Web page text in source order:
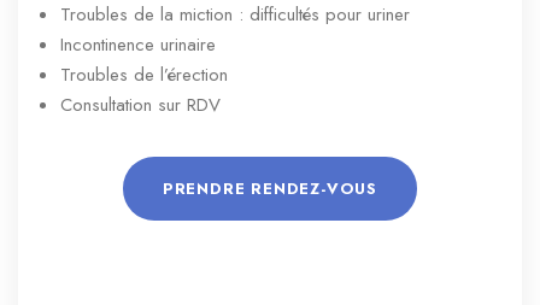
Troubles de la miction : difficultés pour uriner
Incontinence urinaire
Troubles de l’érection
Consultation sur RDV
PRENDRE RENDEZ-VOUS